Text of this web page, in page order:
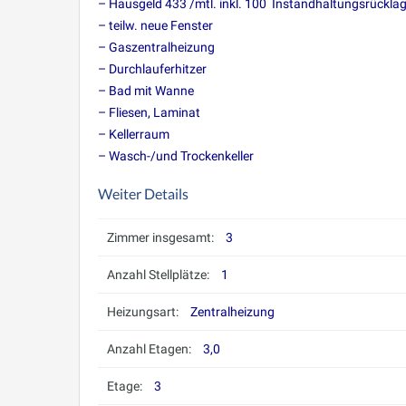
– Hausgeld 433 /mtl. inkl. 100 
– teilw. neue Fenster
– Gaszentralheizung
– Durchlauferhitzer
– Bad mit Wanne
– Fliesen, Laminat
– Kellerraum
– Wasch-/und Trockenkeller
Weiter Details
Zimmer insgesamt: 3
Anzahl Stellplätze: 1
Heizungsart: Zentralheizung
Anzahl Etagen: 3,0
Etage: 3